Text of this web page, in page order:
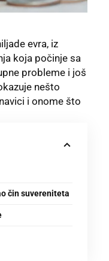
evra, iz
koja počinje sa
probleme i još
nešto
i onome što
čin suvereniteta